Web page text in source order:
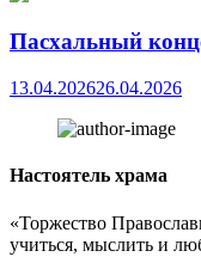
Пасхальный
13.04.202626.04.2026
Настоятель храма
«Торжество
учиться, мыслить и